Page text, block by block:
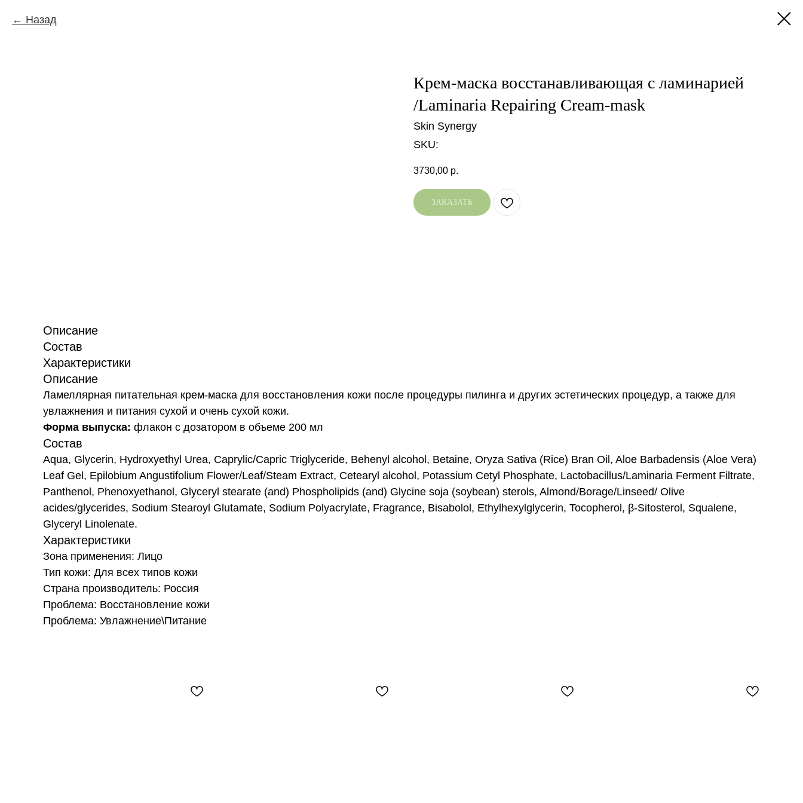
Назад
Крем-маска восстанавливающая с ламинарией
/Laminaria Repairing Cream-mask
Skin Synergy
SKU:
3730,00 р.
ЗАКАЗАТЬ
Описание
Состав
Характеристики
Описание
Ламеллярная питательная крем-маска для восстановления кожи после процедуры пилинга и других эстетических процедур, а также для
увлажнения и питания сухой и очень сухой кожи.
Форма выпуска: флакон с дозатором в объеме 200 мл
Состав
Aqua, Glycerin, Hydroxyethyl Urea, Caprylic/Capric Triglyceride, Behenyl alcohol, Betaine, Oryza Sativa (Rice) Bran Oil, Aloe Barbadensis (Aloe Vera)
Leaf Gel, Epilobium Angustifolium Flower/Leaf/Steam Extract, Cetearyl alcohol, Potassium Cetyl Phosphate, Lactobacillus/Laminaria Ferment Filtrate,
Panthenol, Phenoxyethanol, Glyceryl stearate (and) Phospholipids (and) Glycine soja (soybean) sterols, Almond/Borage/Linseed/ Olive
acides/glycerides, Sodium Stearoyl Glutamate, Sodium Polyacrylate, Fragrance, Bisabolol, Ethylhexylglycerin, Tocopherol, β-Sitosterol, Squalene,
Glyceryl Linolenate.
Характеристики
Зона применения: Лицо
Тип кожи: Для всех типов кожи
Страна производитель: Россия
Проблема: Восстановление кожи
Проблема: Увлажнение\Питание